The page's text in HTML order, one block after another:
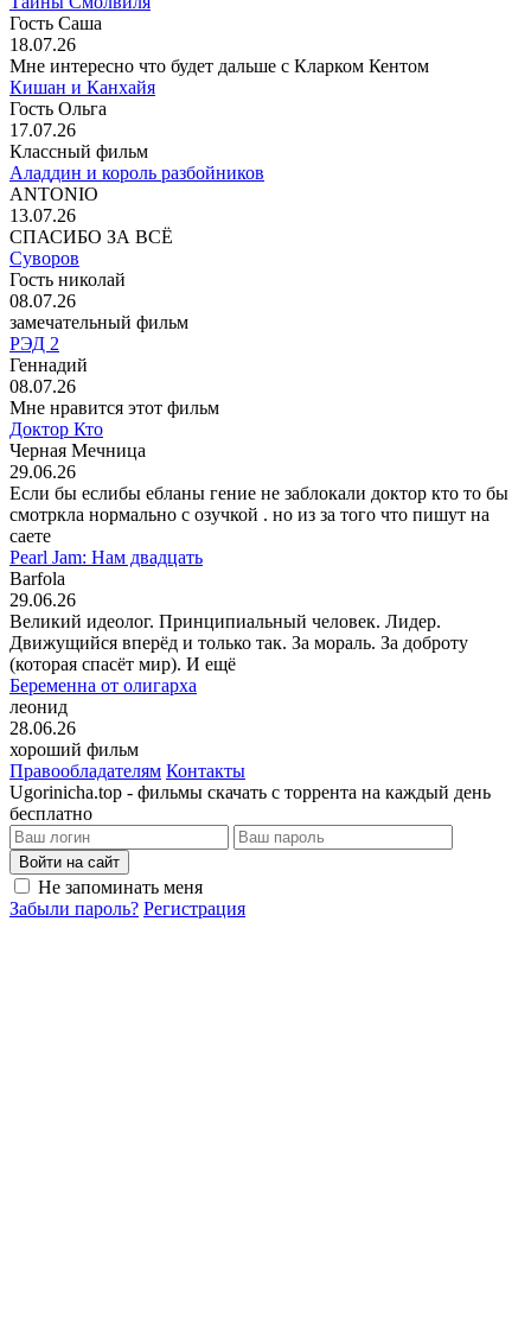
Гость Саша
18.07.26
Мне интересно что будет дальше с Кларком Кентом
Кишан и Канхайя
Гость Ольга
17.07.26
Классный фильм
Аладдин и король разбойников
ANTONIO
13.07.26
СПАСИБО ЗА ВСЁ
Суворов
Гость николай
08.07.26
замечательный фильм
РЭД 2
Геннадий
08.07.26
Мне нравится этот фильм
Доктор Кто
Черная Мечница
29.06.26
Если бы еслибы ебланы гение не заблокали доктор кто то бы
смотркла нормально с озучкой . но из за того что пишут на
саете
Pearl Jam: Нам двадцать
Barfola
29.06.26
Великий идеолог. Принципиальный человек. Лидер.
Движущийся вперёд и только так. За мораль. За доброту
(которая спасёт мир). И ещё
Беременна от олигарха
леонид
28.06.26
хороший фильм
Правообладателям Контакты
Ugorinicha.top - фильмы скачать с торрента на каждый день
бесплатно
Войти на сайт
Не запоминать меня
Забыли пароль? Регистрация